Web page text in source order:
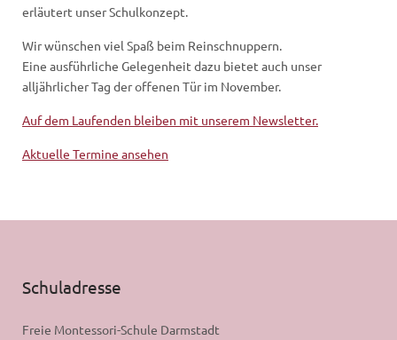
erläutert unser Schulkonzept.
Wir wünschen viel Spaß beim Reinschnuppern.
Eine ausführliche Gelegenheit dazu bietet auch unser
alljährlicher Tag der offenen Tür im November.
Auf dem Laufenden bleiben mit unserem Newsletter.
Aktuelle Termine ansehen
Schuladresse
Freie Montessori-Schule Darmstadt